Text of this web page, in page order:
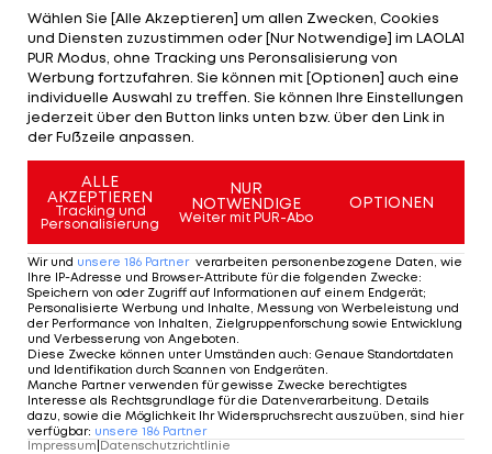
Vorbereitung erkennen, dass diese im
Dreistellungsmatch und im Luftgewehr-Bewerb
nicht gegeben sind." Damit ist Planer nur am 3.
August im Einsatz. Der Wiener Thomas Farnik tritt
in allen drei Disziplinen an und sieht seine größten
Chancen im Dreistellungsmatch.
Mehr zum Thema
Wählen Sie [Alle Akzeptieren] um allen Zwecken, Cookies
und Diensten zuzustimmen oder [Nur Notwendige] im LAOLA1
PUR Modus, ohne Tracking uns Peronsalisierung von
Werbung fortzufahren. Sie können mit [Optionen] auch eine
individuelle Auswahl zu treffen. Sie können Ihre Einstellungen
jederzeit über den Button links unten bzw. über den Link in
der Fußzeile anpassen.
ALLE
AKZEPTIEREN
Tracking und
Personalisierung
NUR
NOTWENDIGE
Weiter mit PUR-Abo
OPTIONEN
Wir und unsere 186 Partner verarbeiten personenbezogene Daten, wie
Ihre IP-Adresse und Browser-Attribute für die folgenden Zwecke:
Speichern von oder Zugriff auf Informationen auf einem Endgerät;
Personalisierte Werbung und Inhalte, Messung von Werbeleistung und
der Performance von Inhalten, Zielgruppenforschung sowie Entwicklung
und Verbesserung von Angeboten.
Diese Zwecke können unter Umständen auch: Genaue Standortdaten
und Identifikation durch Scannen von Endgeräten.
Manche Partner verwenden für gewisse Zwecke berechtigtes
Interesse als Rechtsgrundlage für die Datenverarbeitung. Details
dazu, sowie die Möglichkeit Ihr Widerspruchsrecht auszuüben, sind hier
verfügbar: unsere 186 Partner
Impressum Datenschutzrichtlinie